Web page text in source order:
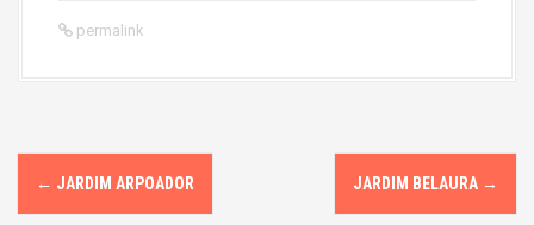
permalink
P← JARDIM ARPOADOR JARDIM BELAURA →